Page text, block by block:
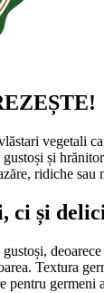
vegetali
și
ridiche sau
ci și
Textura
pentru